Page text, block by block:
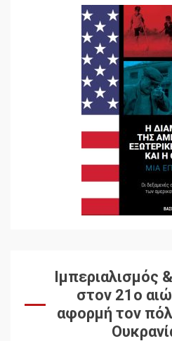
Ιμπεριαλισμός
στον 21ο
αφορμή τον